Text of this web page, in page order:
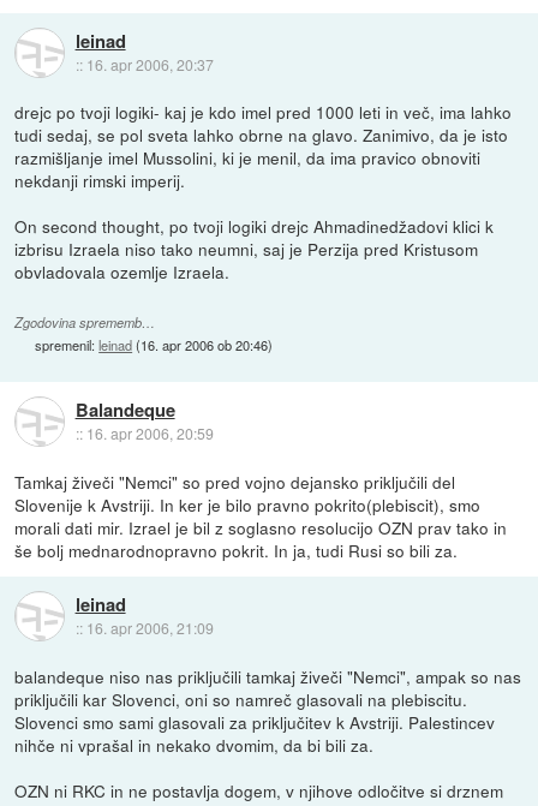
leinad
:: 16. apr 2006, 20:37
drejc po tvoji logiki- kaj je kdo imel pred 1000 leti in več, ima lahko
tudi sedaj, se pol sveta lahko obrne na glavo. Zanimivo, da je isto
razmišljanje imel Mussolini, ki je menil, da ima pravico obnoviti
nekdanji rimski imperij.
On second thought, po tvoji logiki drejc Ahmadinedžadovi klici k
izbrisu Izraela niso tako neumni, saj je Perzija pred Kristusom
obvladovala ozemlje Izraela.
Zgodovina sprememb…
spremenil:leinad(16. apr 2006 ob 20:46)
Balandeque
:: 16. apr 2006, 20:59
Tamkaj živeči "Nemci" so pred vojno dejansko priključili del
Slovenije k Avstriji. In ker je bilo pravno pokrito(plebiscit), smo
morali dati mir. Izrael je bil z soglasno resolucijo OZN prav tako in
še bolj mednarodnopravno pokrit. In ja, tudi Rusi so bili za.
leinad
:: 16. apr 2006, 21:09
balandeque niso nas priključili tamkaj živeči "Nemci", ampak so nas
priključili kar Slovenci, oni so namreč glasovali na plebiscitu.
Slovenci smo sami glasovali za priključitev k Avstriji. Palestincev
nihče ni vprašal in nekako dvomim, da bi bili za.
OZN ni RKC in ne postavlja dogem, v njihove odločitve si drznem